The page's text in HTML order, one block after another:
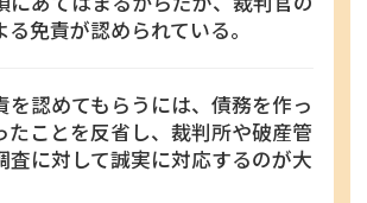
る免責が認められている。
を認めてもらうには、債務を作っ
たことを反省し、裁判所や破産管
査に対して誠実に対応するのが大